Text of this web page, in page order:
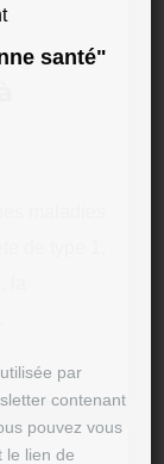
maladies
de type 1,
santé"
par
contenant
pouvez vous
le lien de